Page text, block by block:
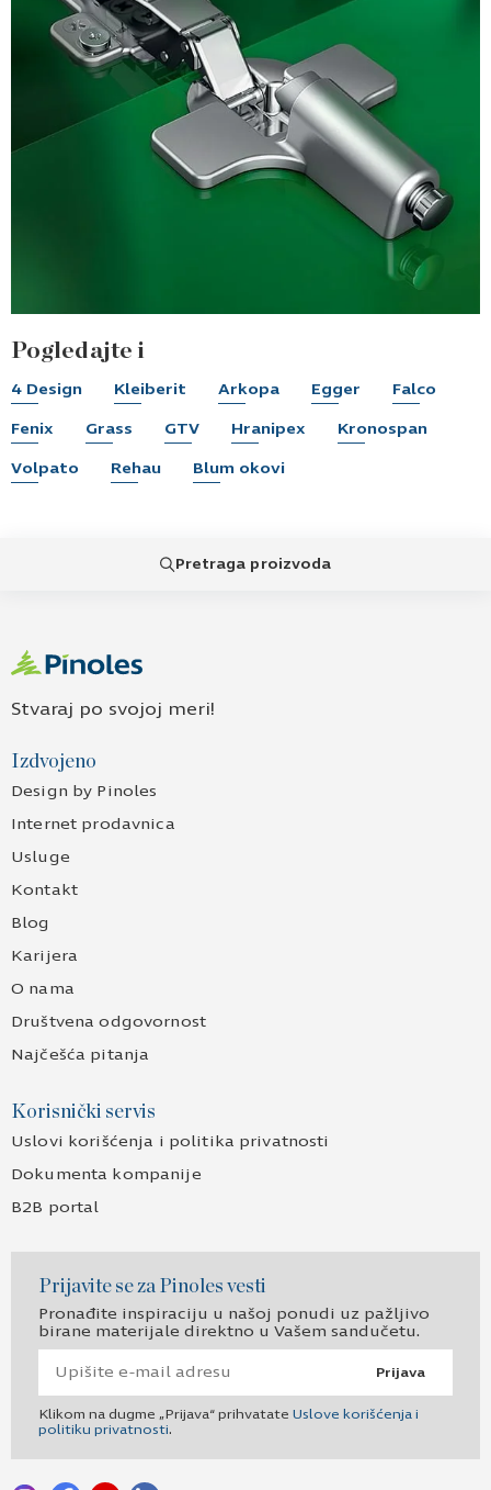
Pogledajte i
4 Design Kleiberit Arkopa Egger Falco
Fenix Grass GTV Hranipex Kronospan
Volpato Rehau Blum okovi
Pretraga proizvoda
Stvaraj po svojoj meri!
Izdvojeno
Design by Pinoles
Internet prodavnica
Usluge
Kontakt
Blog
Karijera
O nama
Društvena odgovornost
Najčešća pitanja
Korisnički servis
Uslovi korišćenja i politika privatnosti
Dokumenta kompanije
B2B portal
Prijavite se za Pinoles vesti
Pronađite inspiraciju u našoj ponudi uz pažljivo
birane materijale direktno u Vašem sandučetu.
Prijava
Klikom na dugme „Prijava“ prihvatate Uslove korišćenja i
politiku privatnosti.